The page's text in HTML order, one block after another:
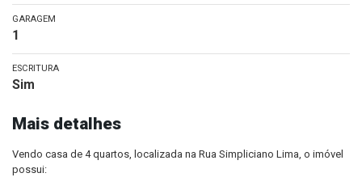
GARAGEM
1
ESCRITURA
Sim
Mais detalhes
Vendo casa de 4 quartos, localizada na Rua Simpliciano Lima, o imóvel
possui: